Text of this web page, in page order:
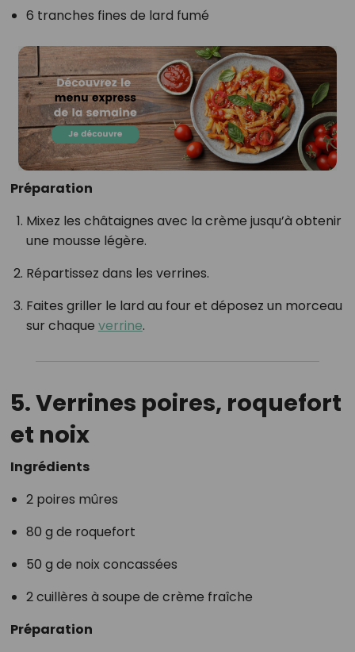
6 tranches fines de lard fumé
Préparation
Mixez les châtaignes avec la crème jusqu’à obtenir
une mousse légère.
Répartissez dans les verrines.
Faites griller le lard au four et déposez un morceau
sur chaque verrine.
5. Verrines poires, roquefort
et noix
Ingrédients
2 poires mûres
80 g de roquefort
50 g de noix concassées
2 cuillères à soupe de crème fraîche
Préparation